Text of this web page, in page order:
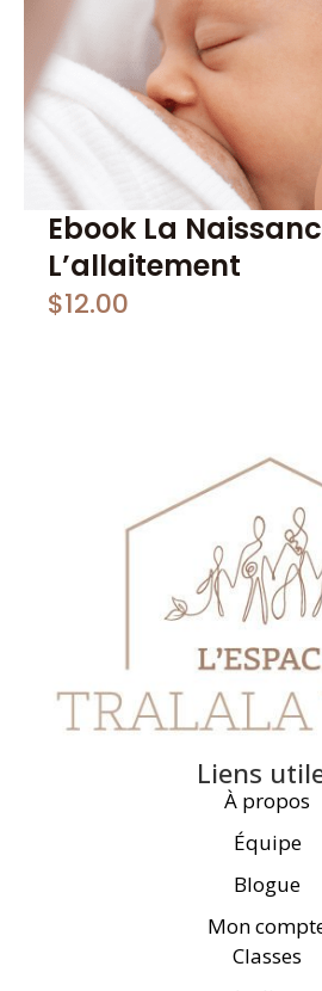
Ebook La
L’allaitement
$12.00
Liens
À propos
Équipe
Blogue
Mon
Classes